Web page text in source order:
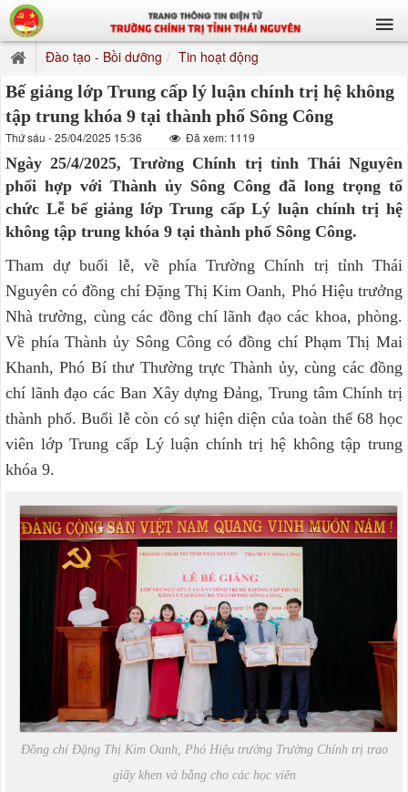
Đào tạo - Bồi dưỡng Tin hoạt động
Bế giảng lớp Trung cấp lý luận chính trị hệ không
tập trung khóa 9 tại thành phố Sông Công
Thứ sáu - 25/04/2025 15:36 Đã xem: 1119
Ngày 25/4/2025, Trường Chính trị tỉnh Thái Nguyên
phối hợp với Thành ủy Sông Công đã long trọng tổ
chức Lễ bế giảng lớp Trung cấp Lý luận chính trị hệ
không tập trung khóa 9 tại thành phố Sông Công.
Tham dự buổi lễ, về phía Trường Chính trị tỉnh Thái
Nguyên có đồng chí Đặng Thị Kim Oanh, Phó Hiệu trưởng
Nhà trường, cùng các đồng chí lãnh đạo các khoa, phòng.
Về phía Thành ủy Sông Công có đồng chí Phạm Thị Mai
Khanh, Phó Bí thư Thường trực Thành ủy, cùng các đồng
chí lãnh đạo các Ban Xây dựng Đảng, Trung tâm Chính trị
thành phố. Buổi lễ còn có sự hiện diện của toàn thể 68 học
viên lớp Trung cấp Lý luận chính trị hệ không tập trung
khóa 9.
Đồng chí Đặng Thị Kim Oanh, Phó Hiệu trưởng Trường Chính trị trao
giấy khen và bằng cho các học viên